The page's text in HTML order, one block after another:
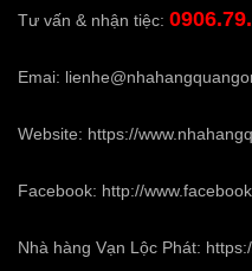
Tư vấn & nhận tiệc:
Emai:
Website: https://
Facebook: http://
Nhà hàng Vạn Lộc Phát: